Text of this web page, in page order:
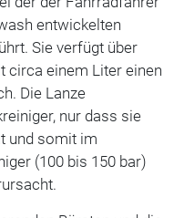
entwickelten
Sie verfügt über
circa einem Liter einen
Die Lanze
nur dass sie
und somit im
(100 bis 150 bar)